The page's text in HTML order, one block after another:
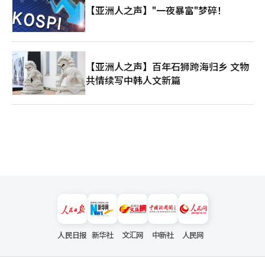
【亚洲人之声】"一夜暴富"梦碎！
【亚洲人之声】百年石狮跨海归乡 文物
共情续写中韩人文新篇
人民日报 新华社 文汇网 中新社 人民网